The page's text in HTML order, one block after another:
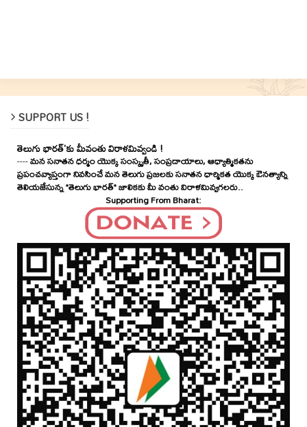
SUPPORT US !
తెలుగు భారత్'కు మీవంతు విరాళమివ్వండి !
----మన సనాతన ధర్మం యొక్క సంస్కృతీ, సంప్రదాయాలు, ఆధ్యాత్మికతను
ప్రపంచవ్యాప్తంగా నివసించే మన తెలుగు ప్రజలకు సనాతన ధార్మికత యొక్క ఔనత్యాన్ని
తెలియజేసున్న "తెలుగు భారత్" జాలికకు మీ వంతు విరాళమివ్వగలరు..
Supporting From Bharat: